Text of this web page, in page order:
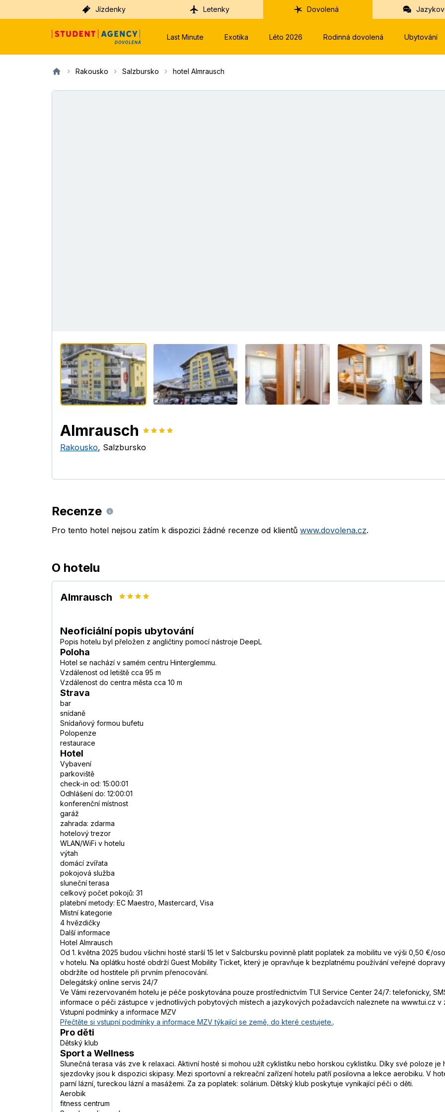
Jízdenky Letenky Dovolená
Last Minute Exotika Léto 2026 Rodinná dovolená Ubytování
Rakousko Salzbursko hotel Almrausch
Almrausch
Rakousko, Salzbursko
Recenze
Pro tento hotel nejsou zatím k dispozici žádné recenze od klientů www.dovolena.cz.
O hotelu
Almrausch
Neoficiální popis ubytování
Popis hotelu byl přeložen z angličtiny pomocí nástroje DeepL
Poloha
Hotel se nachází v samém centru Hinterglemmu.
Vzdálenost od letiště cca 95 m
Vzdálenost do centra města cca 10 m
Strava
bar
snídaně
Snídaňový formou bufetu
Polopenze
restaurace
Hotel
Vybavení
parkoviště
check-in od: 15:00:01
Odhlášení do: 12:00:01
konferenční místnost
garáž
zahrada: zdarma
hotelový trezor
WLAN/WiFi v hotelu
výtah
domácí zvířata
pokojová služba
sluneční terasa
celkový počet pokojů: 31
platební metody: EC Maestro, Mastercard, Visa
Místní kategorie
4 hvězdičky
Další informace
Hotel Almrausch
Od 1. května 2025 budou všichni hosté starší 15 let v Salcbursku povinně platit poplatek za mobilitu ve výši 0,50 €/
v hotelu. Na oplátku hosté obdrží Guest Mobility Ticket, který je opravňuje k bezplatnému používání veřejné
obdržíte od hostitele při prvním přenocování.
Delegátský online servis 24/7
Ve Vámi rezervovaném hotelu je péče poskytována pouze prostřednictvím TUI Service Center 24/7: telefonicky,
informace o péči zástupce v jednotlivých pobytových místech a jazykových požadavcích naleznete na www.tui.cz
Vstupní podmínky a informace MZV
Přečtěte si vstupní podmínky a informace MZV týkající se země, do které cestujete..
Pro děti
Dětský klub
Sport a Wellness
Slunečná terasa vás zve k relaxaci. Aktivní hosté si mohou užít cyklistiku nebo horskou cyklistiku. Díky své poloze je
sjezdovky jsou k dispozici skipasy. Mezi sportovní a rekreační zařízení hotelu patří posilovna a lekce aerobiku. V
parní lázní, tureckou lázní a masážemi. Za za poplatek: solárium. Dětský klub poskytuje vynikající péči o děti.
Aerobik
fitness centrum